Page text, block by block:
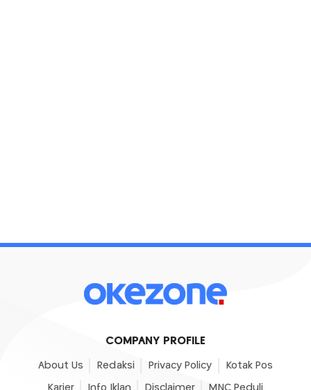
COMPANY PROFILE
About Us Redaksi Privacy Policy Kotak Pos
Karier Info Iklan Disclaimer MNC Peduli